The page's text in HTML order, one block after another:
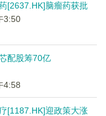
[2637.HK]脑瘤药获批
3:50
配股筹70亿
4:58
[1187.HK]迎政策大涨